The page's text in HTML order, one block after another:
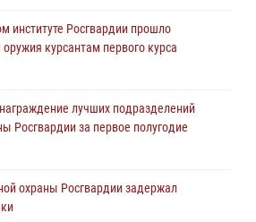
отряда спецназа «Ермак»
по беспарашютному десантированию
Росгвардии почтили память детей
институте Росгвардии прошло
курсантам первого курса
лучших подразделений
Росгвардии за первое полугодие
охраны Росгвардии задержал